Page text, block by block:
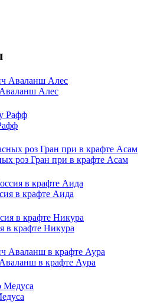
Алес
роз Гран при в крафте Асам
в крафте Аида
в крафте Никура
в крафте Аура